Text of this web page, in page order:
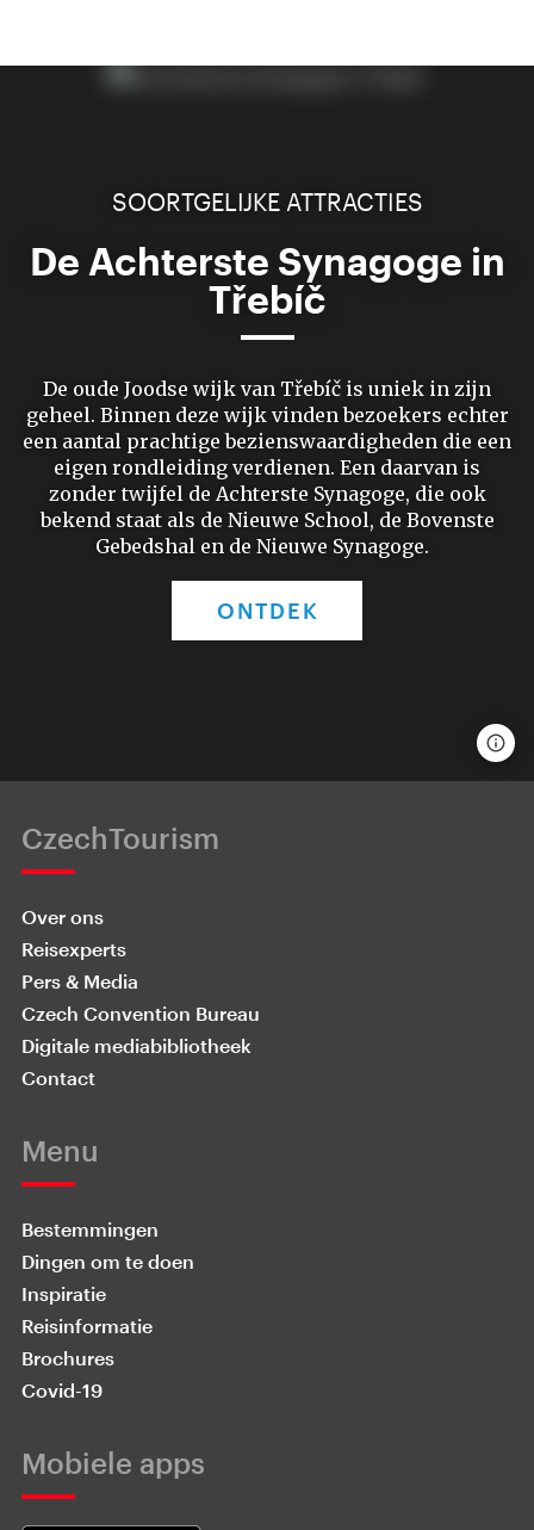
SOORTGELIJKE ATTRACTIES
De Achterste Synagoge in
Třebíč
De oude Joodse wijk van Třebíč is uniek in zijn
geheel. Binnen deze wijk vinden bezoekers echter
een aantal prachtige bezienswaardigheden die een
eigen rondleiding verdienen. Een daarvan is
zonder twijfel de Achterste Synagoge, die ook
bekend staat als de Nieuwe School, de Bovenste
Gebedshal en de Nieuwe Synagoge.
ONTDEK
CzechTourism
Over ons
Reisexperts
Pers & Media
Czech Convention Bureau
Digitale mediabibliotheek
Contact
Menu
Bestemmingen
Dingen om te doen
Inspiratie
Reisinformatie
Brochures
Covid-19
Mobiele apps